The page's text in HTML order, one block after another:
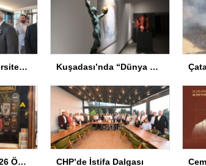
Kılıçdaroğlu Üniversitesi Tercih Merkezi’ni Ziyaret Etti Kuşadası’nda “Dünya Hâlâ Çiçek Açıyor” sergisi sanatseverlerle buluşuyor
Fantasİstanbul 2026 Ödül Töreni Yapıldı CHP’de İstifa Dalgası